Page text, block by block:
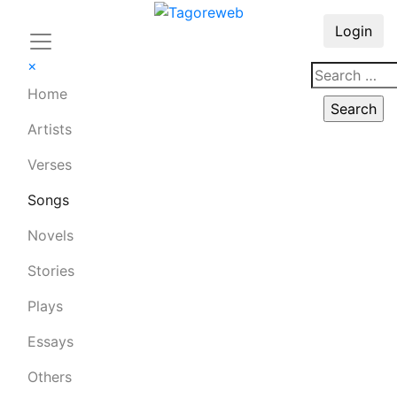
×
Home
Artists
Verses
Songs
Novels
Stories
Plays
Essays
Others
Login